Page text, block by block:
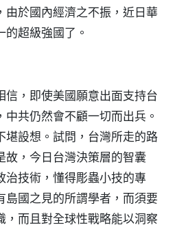
由於國內經濟之不振，近日華
超級強國了。
信，即使美國願意出面支持台
共仍然會不顧一切而出兵。
堪設想。試問，台灣所走的路
故，今日台灣決策層的智囊
治技術，懂得彫蟲小技的專
島國之見的所謂學者，而須要
，而且對全球性戰略能以洞察